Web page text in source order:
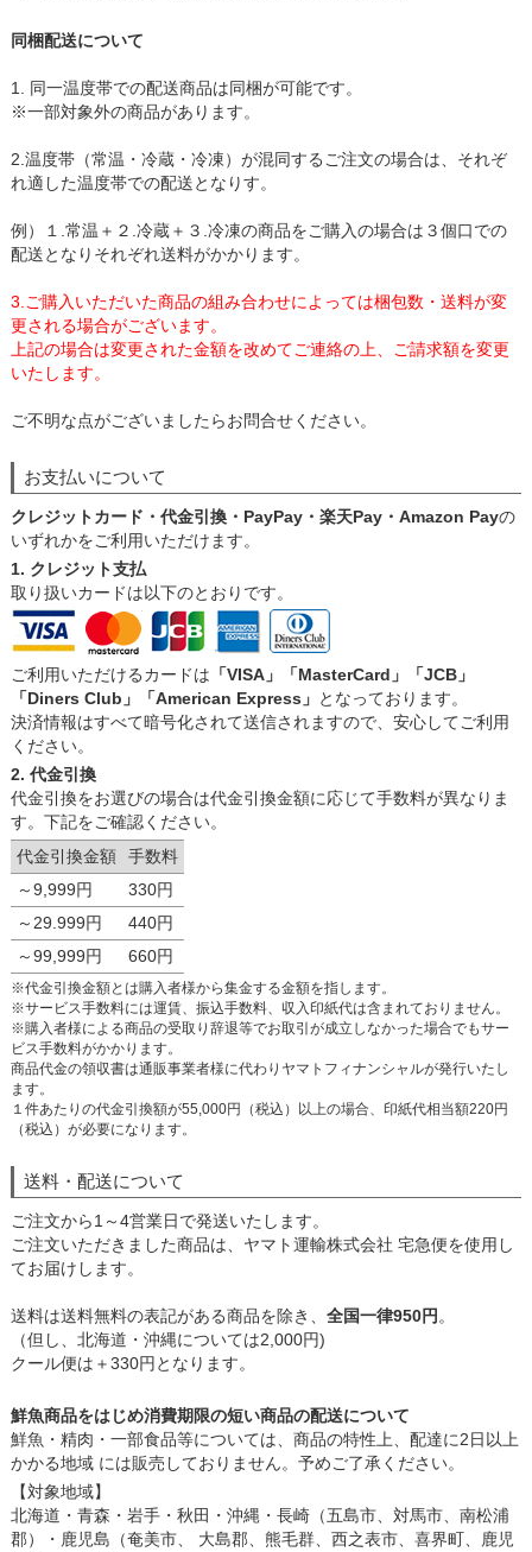
同梱配送について
1. 同一温度帯での配送商品は同梱が可能です。
※一部対象外の商品があります。
2.温度帯（常温・冷蔵・冷凍）が混同するご注文の場合は、それぞ
れ適した温度帯での配送となりす。
例）１.常温＋２.冷蔵＋３.冷凍の商品をご購入の場合は３個口での
配送となりそれぞれ送料がかかります。
3.ご購入いただいた商品の組み合わせによっては梱包数・送料が変
更される場合がございます。
上記の場合は変更された金額を改めてご連絡の上、ご請求額を変更
いたします。
ご不明な点がございましたらお問合せください。
お支払いについて
クレジットカード・代金引換・PayPay・楽天Pay・Amazon Payの
いずれかをご利用いただけます。
1. クレジット支払
取り扱いカードは以下のとおりです。
ご利用いただけるカードは 「VISA」「MasterCard」「JCB」
「Diners Club」「American Express」 となっております。
決済情報はすべて暗号化されて送信されますので、安心してご利用
ください。
2. 代金引換
代金引換をお選びの場合は代金引換金額に応じて手数料が異なりま
す。下記をご確認ください。
代金引換金額
手数料
～9,999円
330円
～29.999円
440円
～99,999円
660円
※代金引換金額とは購入者様から集金する金額を指します。
※サービス手数料には運賃、振込手数料、収入印紙代は含まれておりません。
※購入者様による商品の受取り辞退等でお取引が成立しなかった場合でもサー
ビス手数料がかかります。
商品代金の領収書は通販事業者様に代わりヤマトフィナンシャルが発行いたし
ます。
１件あたりの代金引換額が55,000円（税込）以上の場合、印紙代相当額220円
（税込）が必要になります。
送料・配送について
ご注文から1～4営業日で発送いたします。
ご注文いただきました商品は、ヤマト運輸株式会社 宅急便を使用し
てお届けします。
送料は送料無料の表記がある商品を除き、 全国一律950円 。
（但し、北海道・沖縄については2,000円)
クール便は＋330円となります。
鮮魚商品をはじめ消費期限の短い商品の配送について
鮮魚・精肉・一部食品等については、商品の特性上、配達に2日以上
かかる地域 には販売しておりません。予めご了承ください。
【対象地域】
北海道・青森・岩手・秋田・沖縄・長崎（五島市、対馬市、南松浦
郡）・鹿児島（奄美市、 大島郡、熊毛群、西之表市、喜界町、鹿児